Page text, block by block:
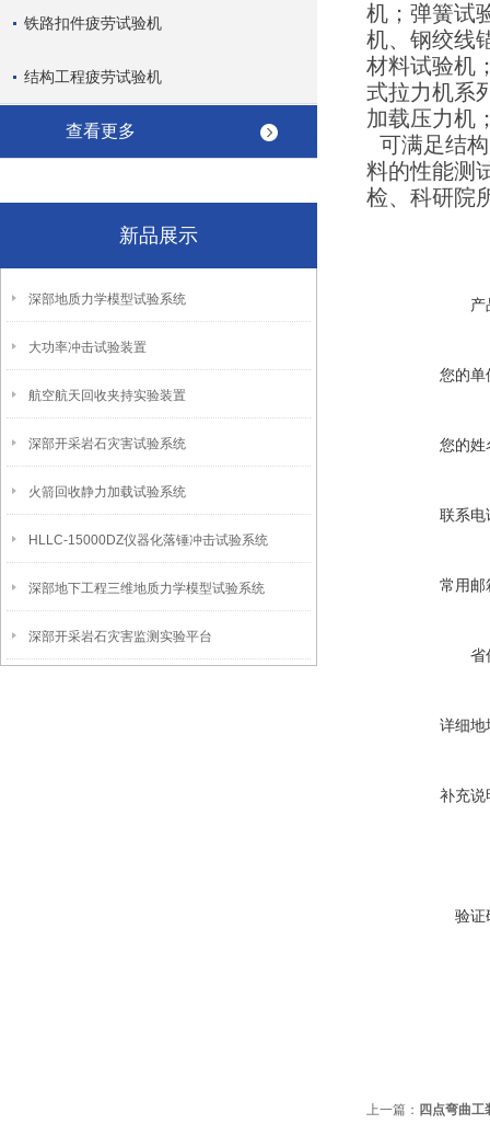
铁路扣件疲劳试验机
结构工程疲劳试验机
查看更多
新品展示
深部地质力学模型试验系统
大功率冲击试验装置
航空航天回收夹持实验装置
深部开采岩石灾害试验系统
火箭回收静力加载试验系统
HLLC-15000DZ仪器化落锤冲击试验系统
深部地下工程三维地质力学模型试验系统
深部开采岩石灾害监测实验平台
机；弹簧试
机、钢绞线
材料试验机
式拉力机系
加载压力机
可满足结
料的性能测
检、科研院
产
您的单
您的姓
联系电
常用邮
省
详细地
补充说
验证
上一篇： 四点弯曲工